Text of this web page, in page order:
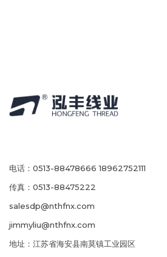
电话：0513-88478666 18962752111
传真：0513-88475222
salesdp@nthfnx.com
jimmyliu@nthfnx.com
地址：江苏省海安县南莫镇工业园区